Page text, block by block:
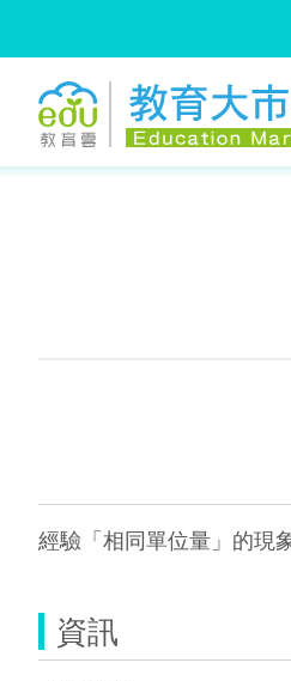
經驗「相同單位量」的現
資訊